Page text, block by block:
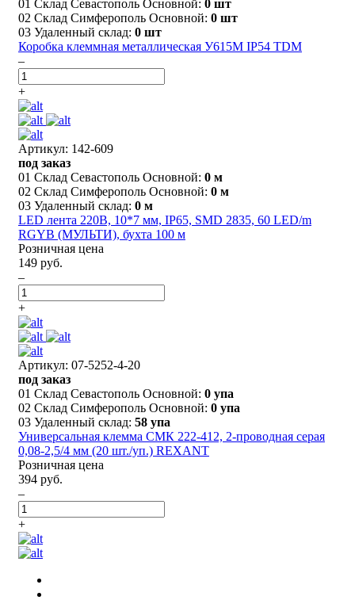
01 Склад Севастополь Основной: 0 шт
02 Склад Симферополь Основной: 0 шт
03 Удаленный склад: 0 шт
Коробка клеммная металлическая У615М IP54 TDM
–
+
Артикул: 142-609
под заказ
01 Склад Севастополь Основной: 0 м
02 Склад Симферополь Основной: 0 м
03 Удаленный склад: 0 м
LED лента 220В, 10*7 мм, IP65, SMD 2835, 60 LED/m
RGYB (МУЛЬТИ), бухта 100 м
Розничная цена
149 руб.
–
+
Артикул: 07-5252-4-20
под заказ
01 Склад Севастополь Основной: 0 упа
02 Склад Симферополь Основной: 0 упа
03 Удаленный склад: 58 упа
Универсальная клемма СМК 222-412, 2-проводная серая
0,08-2,5/4 мм (20 шт./уп.) REXANT
Розничная цена
394 руб.
–
+